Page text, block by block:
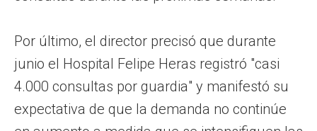
Por último, el director precisó que durante
junio el Hospital Felipe Heras registró "casi
4.000 consultas por guardia" y manifestó su
expectativa de que la demanda no continúe